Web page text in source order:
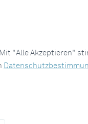
"Alle Akzeptieren"